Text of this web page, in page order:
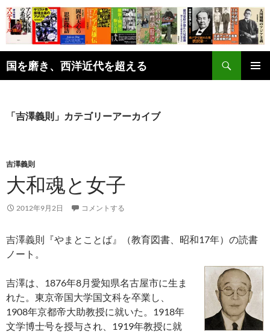
コ
ン
テ
ン
ツ
へ
国を磨き、西洋近代を超える
索
「吉澤義則」カテゴリーアーカイブ
吉澤義則
大和魂と女子
2012年9月2日 コメントする
吉澤義則『やまとことば』（教育図書、昭和17年）の読書
ノート。
吉澤は、1876年8月愛知県名古屋市に生ま
れた。東京帝国大学国文科を卒業し、
1908年京都帝大助教授に就いた。1918年
文学博士号を授与され、1919年教授に就